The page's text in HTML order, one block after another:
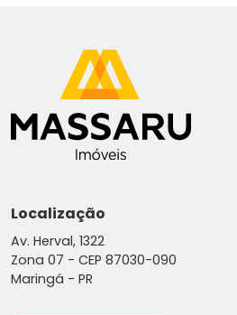
Localização
Av. Herval, 1322
Zona 07 - CEP 87030-090
Maringá - PR